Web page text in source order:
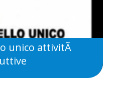
unico attivitÃ